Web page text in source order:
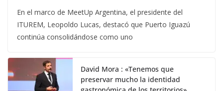
En el marco de MeetUp Argentina, el presidente del
ITUREM, Leopoldo Lucas, destacó que Puerto Iguazú
continúa consolidándose como uno
David Mora : «Tenemos que
preservar mucho la identidad